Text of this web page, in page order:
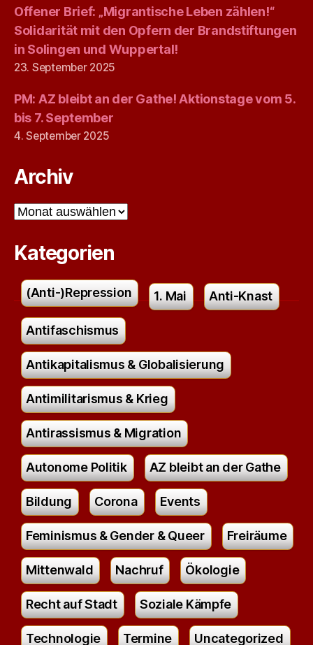
Offener Brief: „Migrantische Leben zählen!“
Solidarität mit den Opfern der Brandstiftungen
in Solingen und Wuppertal!
23. September 2025
PM: AZ bleibt an der Gathe! Aktionstage vom 5.
bis 7. September
4. September 2025
Archiv
Archiv
Kategorien
(Anti-)Repression 1. Mai Anti-Knast
Antifaschismus
Antikapitalismus & Globalisierung
Antimilitarismus & Krieg
Antirassismus & Migration
Autonome Politik AZ bleibt an der Gathe
Bildung Corona Events
Feminismus & Gender & Queer Freiräume
Mittenwald Nachruf Ökologie
Recht auf Stadt Soziale Kämpfe
Technologie Termine Uncategorized